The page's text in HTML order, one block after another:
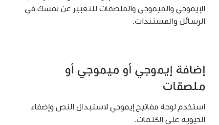
الإيموجي والميموجي والملصقات للتعبير عن نفسك في
الرسائل والمستندات.
إضافة إيموجي أو ميموجي أو
ملصقات
استخدم لوحة مفاتيح إيموجي لاستبدال النص وإضفاء
الحيوية على الكلمات.